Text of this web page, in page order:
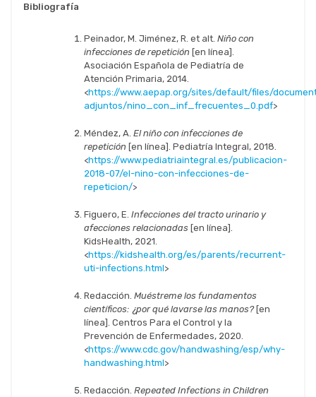
Bibliografía
Peinador, M. Jiménez, R. et alt. Niño con
infecciones de repetición [en línea].
Asociación Española de Pediatría de
Atención Primaria, 2014.
<https://www.aepap.org/sites/default/files/
adjuntos/nino_con_inf_frecuentes_0.pdf>
Méndez, A. El niño con infecciones de
repetición [en línea]. Pediatría Integral, 2018.
<https://www.pediatriaintegral.es/publicacion-
2018-07/el-nino-con-infecciones-de-
repeticion/>
Figuero, E. Infecciones del tracto urinario y
afecciones relacionadas [en línea].
KidsHealth, 2021.
<https://kidshealth.org/es/parents/recurrent-
uti-infections.html>
Redacción. Muéstreme los fundamentos
científicos: ¿por qué lavarse las manos?[en
línea]. Centros Para el Control y la
Prevención de Enfermedades, 2020.
<https://www.cdc.gov/handwashing/esp/why-
handwashing.html>
Redacción. Repeated Infections in Children